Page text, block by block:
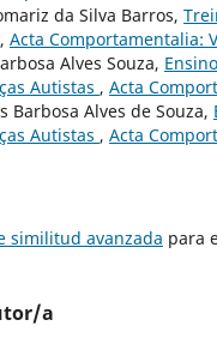
da Silva Barros,
, Acta Comportamentalia:
Alves Souza,
Autistas , Acta
Barbosa Alves de Souza,
Autistas , Acta
similitud avanzada para
a